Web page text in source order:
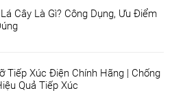
Cây Là Gì? Công Dụng, Ưu Điểm
Tiếp Xúc Điện Chính Hãng | Chống
Quả Tiếp Xúc